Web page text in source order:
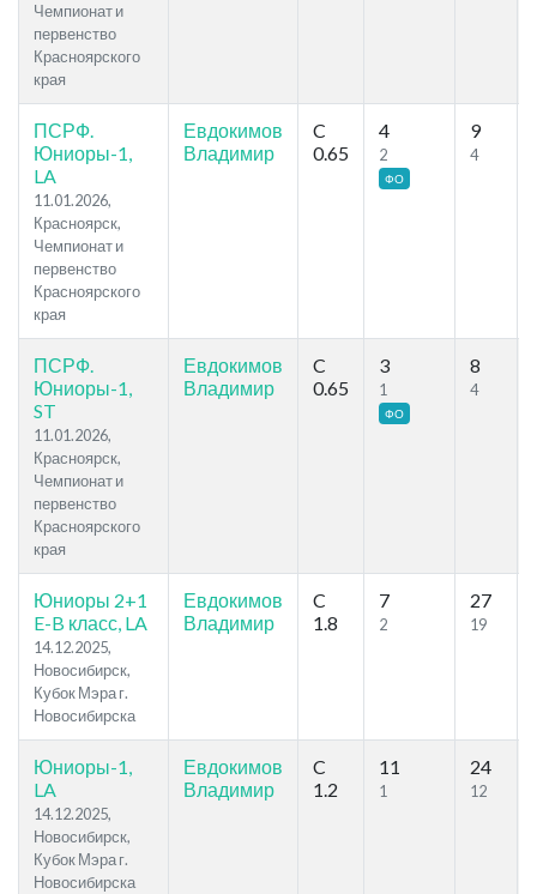
Чемпионат и
первенство
Красноярского
края
ПСРФ.
Юниоры-1,
LA
11.01.2026,
Красноярск,
Чемпионат и
первенство
Красноярского
края
Евдокимов
Владимир
C
0.65
4
2
ФО
9
4
ПСРФ.
Юниоры-1,
ST
11.01.2026,
Красноярск,
Чемпионат и
первенство
Красноярского
края
Евдокимов
Владимир
C
0.65
3
1
ФО
8
4
Юниоры 2+1
E-B класс, LA
14.12.2025,
Новосибирск,
Кубок Мэра г.
Новосибирска
Евдокимов
Владимир
C
1.8
7
2
27
19
Юниоры-1,
LA
14.12.2025,
Новосибирск,
Кубок Мэра г.
Новосибирска
Евдокимов
Владимир
C
1.2
11
1
24
12